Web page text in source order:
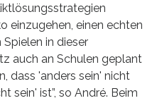
einzugehen, einen echten
Spielen in dieser
auch an Schulen geplant
dass 'anders sein' nicht
sein' ist”, so André. Beim